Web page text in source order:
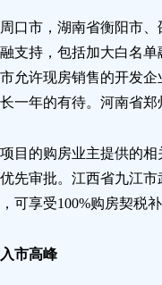
口市，湖南省衡阳市
支持，包括加大白名
允许现房销售的开发
一年的有待。河南省
目的购房业主提供的
先审批。江西省九江
可享受100%购房契税
市高峰